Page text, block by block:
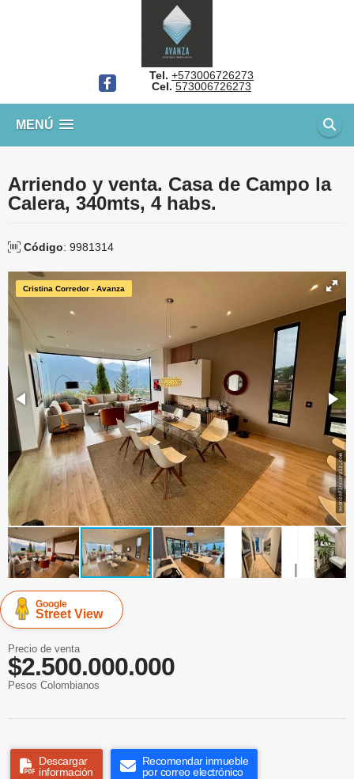
Facebook
Tel. +573006726273
Cel. 573006726273
MENÚ
Arriendo y venta. Casa de Campo la
Calera, 340mts, 4 habs.
Código: 9981314
Cristina Corredor - Avanza
Google
Street View
Precio de venta
$2.500.000.000
Pesos Colombianos
Descargar
información
Recomendar inmueble
por correo electrónico